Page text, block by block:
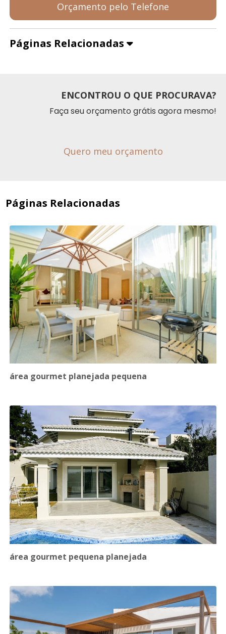
Orçamento pelo Telefone
Páginas Relacionadas
ENCONTROU O QUE PROCURAVA?
Faça seu orçamento grátis agora mesmo!
Quero meu orçamento
Páginas Relacionadas
área gourmet planejada pequena
área gourmet pequena planejada